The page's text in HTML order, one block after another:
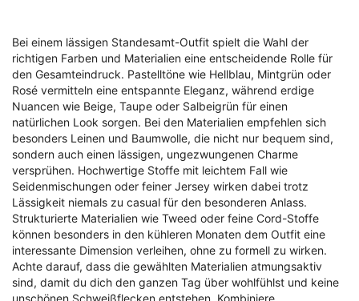
Bei einem lässigen Standesamt-Outfit spielt die Wahl der
richtigen Farben und Materialien eine entscheidende Rolle für
den Gesamteindruck. Pastelltöne wie Hellblau, Mintgrün oder
Rosé vermitteln eine entspannte Eleganz, während erdige
Nuancen wie Beige, Taupe oder Salbeigrün für einen
natürlichen Look sorgen. Bei den Materialien empfehlen sich
besonders Leinen und Baumwolle, die nicht nur bequem sind,
sondern auch einen lässigen, ungezwungenen Charme
versprühen. Hochwertige Stoffe mit leichtem Fall wie
Seidenmischungen oder feiner Jersey wirken dabei trotz
Lässigkeit niemals zu casual für den besonderen Anlass.
Strukturierte Materialien wie Tweed oder feine Cord-Stoffe
können besonders in den kühleren Monaten dem Outfit eine
interessante Dimension verleihen, ohne zu formell zu wirken.
Achte darauf, dass die gewählten Materialien atmungsaktiv
sind, damit du dich den ganzen Tag über wohlfühlst und keine